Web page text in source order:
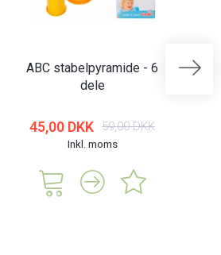
ABC stabelpyramide - 6
dele
45,00 DKK 59,00 DKK
Inkl. moms